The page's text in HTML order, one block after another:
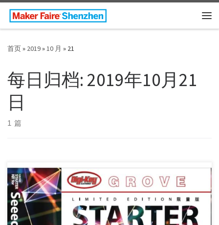
Skip to content
首页» 2019»10 月 » 21
每日归档: 2019年10月21
日
1 篇
11月9－10日，深圳 Digi-Key 得捷电子将首次参加 『大湾区国